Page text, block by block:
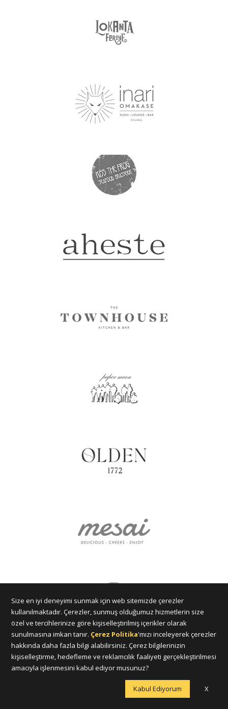
Size en iyi deneyimi sunmak için web sitemizde çerezler
kullanılmaktadır. Çerezler, sunmuş olduğumuz hizmetlerin size
özel ve tercihlerinize göre kişiselleştirilmiş içerikler olarak
sunulmasına imkan tanır. Çerez Politika'mızı inceleyerek çerezler
hakkında daha fazla bilgi alabilirsiniz. Çerez bilgilerinizin
kişiselleştirme, hedefleme ve reklamcılık faaliyeti gerçekleştirilmesi
amacıyla işlenmesini kabul ediyor musunuz?
Kabul Ediyorum X